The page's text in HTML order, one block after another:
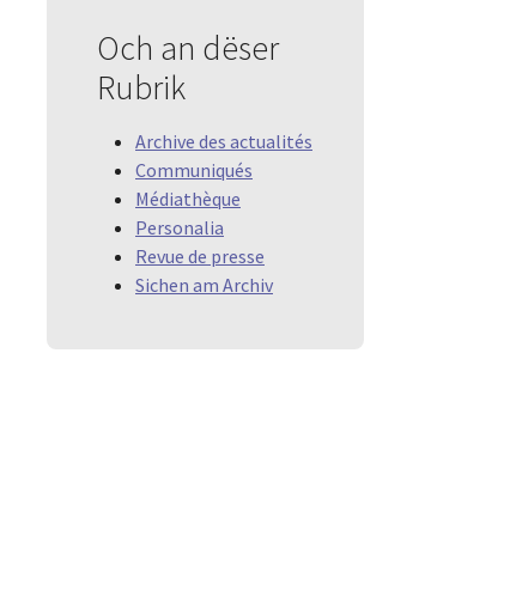
Och an dëser
Rubrik
Archive des actualités
Communiqués
Médiathèque
Personalia
Revue de presse
Sichen am Archiv